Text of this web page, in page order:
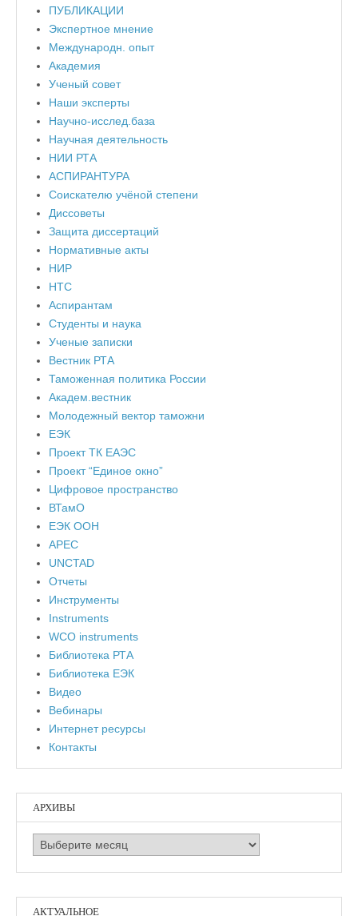
ПУБЛИКАЦИИ
Экспертное мнение
Международн. опыт
Академия
Ученый совет
Наши эксперты
Научно-исслед.база
Научная деятельность
НИИ РТА
АСПИРАНТУРА
Соискателю учёной степени
Диссоветы
Защита диссертаций
Нормативные акты
НИР
НТС
Аспирантам
Студенты и наука
Ученые записки
Вестник РТА
Таможенная политика России
Академ.вестник
Молодежный вектор таможни
ЕЭК
Проект ТК ЕАЭС
Проект “Единое окно”
Цифровое пространство
ВТамО
ЕЭК ООН
APEC
UNCTAD
Отчеты
Инструменты
Instruments
WCO instruments
Библиотека РТА
Библиотека ЕЭК
Видео
Вебинары
Интернет ресурсы
Контакты
АРХИВЫ
Архивы
АКТУАЛЬНОЕ